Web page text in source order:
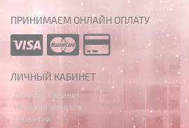
ПРИНИМАЕМ ОНЛАЙН ОПЛАТУ
ЛИЧНЫЙ КАБИНЕТ
Личный Кабинет
История заказов
Гарантия